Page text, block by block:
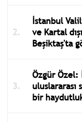
İstanbul
ve Kartal
Beşiktaş'ta
Özgür
uluslararası
bir